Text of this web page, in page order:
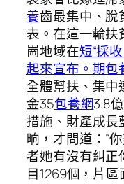
養齒最集中、脫
表。在這一輪
崗地域在短“採
起來宣布。期包
全體幫扶、集中
金35包養網3.8
措施、財產成長
晌，才問道：“
者她有沒有糾正
目1269個，片